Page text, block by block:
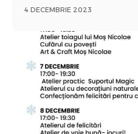
4 DECEMBRIE 2023